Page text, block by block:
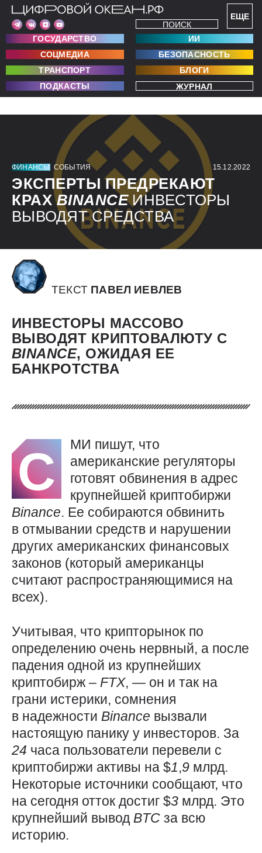
ЕЩЕ
ПОИСК
ГОСУДАРСТВО
ИИ
СОЦМЕДИА
БЕЗОПАСНОСТЬ
ТРАНСПОРТ
БЛОГИ
ПОДКАСТЫ
ЖУРНАЛ
ФИНАНСЫ СОБЫТИЯ 15.12.2022
ЭКСПЕРТЫ ПРЕДРЕКАЮТ
КРАХBINANCEИНВЕСТОРЫ
ВЫВОДЯТ СРЕДСТВА
ТЕКСТ ПАВЕЛ ИЕВЛЕВ
ИНВЕСТОРЫ МАССОВО
ВЫВОДЯТ КРИПТОВАЛЮТУ С
BINANCE, ОЖИДАЯ ЕЕ
БАНКРОТСТВА
С
МИ пишут, что
американские регуляторы
готовят обвинения в адрес
крупнейшей криптобиржи
Binance. Ее собираются обвинить
в отмывании средств и нарушении
других американских финансовых
законов (который американцы
считают распространяющимися на
всех).
Учитывая, что крипторынок по
определению очень нервный, а после
падения одной из крупнейших
криптобирж – FTX, — он и так на
грани истерики, сомнения
в надежности Binance вызвали
настоящую панику у инвесторов. За
24 часа пользователи перевели с
криптобиржи активы на $1,9 млрд.
Некоторые источники сообщают, что
на сегодня отток достиг $3 млрд. Это
крупнейший вывод BTC за всю
историю.